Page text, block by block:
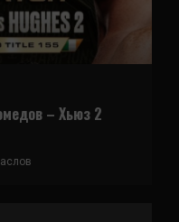
– Хьюз 2